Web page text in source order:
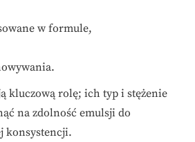
w formule,
kluczową rolę; ich typ i stężenie
na zdolność emulsji do
konsystencji.